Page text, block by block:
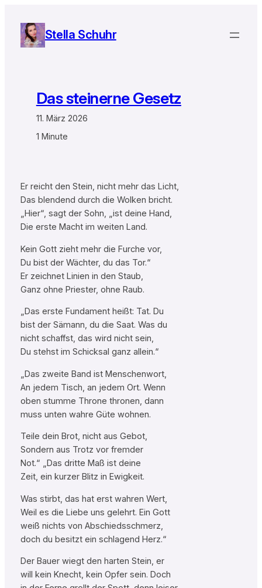
Inhalt
springen
Stella Schuhr
Das steinerne Gesetz
11. März 2026
1 Minute
Er reicht den Stein, nicht mehr das Licht,
Das blendend durch die Wolken bricht.
„Hier“, sagt der Sohn, „ist deine Hand,
Die erste Macht im weiten Land.
Kein Gott zieht mehr die Furche vor,
Du bist der Wächter, du das Tor.“
Er zeichnet Linien in den Staub,
Ganz ohne Priester, ohne Raub.
„Das erste Fundament heißt: Tat. Du
bist der Sämann, du die Saat. Was du
nicht schaffst, das wird nicht sein,
Du stehst im Schicksal ganz allein.“
„Das zweite Band ist Menschenwort,
An jedem Tisch, an jedem Ort. Wenn
oben stumme Throne thronen, dann
muss unten wahre Güte wohnen.
Teile dein Brot, nicht aus Gebot,
Sondern aus Trotz vor fremder
Not.“ „Das dritte Maß ist deine
Zeit, ein kurzer Blitz in Ewigkeit.
Was stirbt, das hat erst wahren Wert,
Weil es die Liebe uns gelehrt. Ein Gott
weiß nichts von Abschiedsschmerz,
doch du besitzt ein schlagend Herz.“
Der Bauer wiegt den harten Stein, er
will kein Knecht, kein Opfer sein. Doch